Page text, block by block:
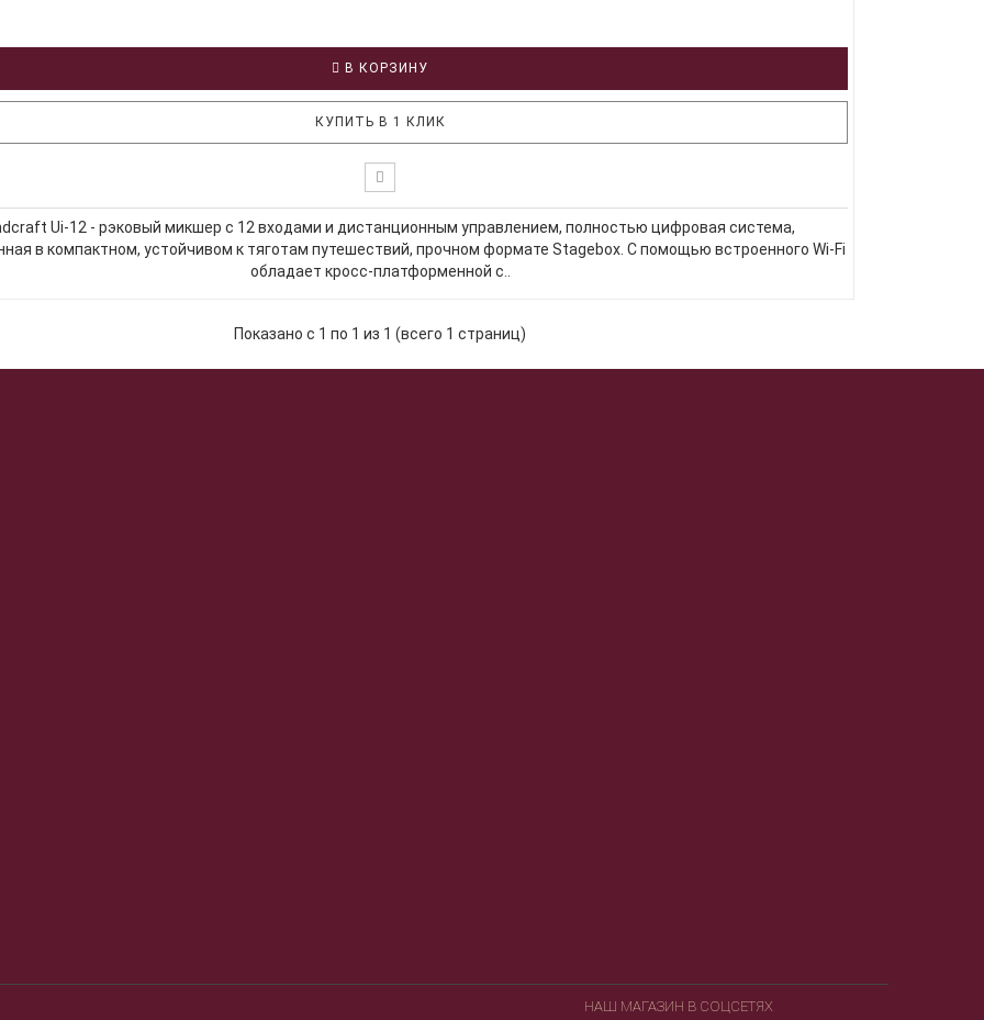
В КОРЗИНУ
КУПИТЬ В 1 КЛИК
Ui-12 - рэковый микшер с 12 входами и дистанционным управлением, полностью цифровая система,
в компактном, устойчивом к тяготам путешествий, прочном формате Stagebox. С помощью встроенного Wi-Fi
обладает кросс-платформенной с..
Показано с 1 по 1 из 1 (всего 1 страниц)
НАШ МАГАЗИН В СОЦСЕТЯХ